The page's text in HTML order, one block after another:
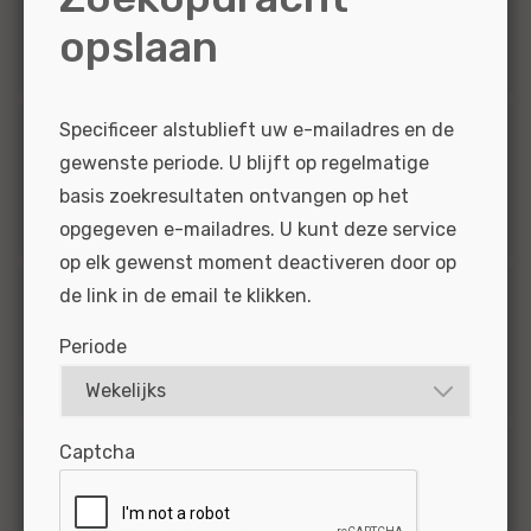
Technisch
Provincie
Noord-Holland
MBO
Werkervaring
10 en meer jaar
opslaan
Specificeer alstublieft uw e-mailadres en de
gewenste periode. U blijft op regelmatige
basis zoekresultaten ontvangen op het
opgegeven e-mailadres. U kunt deze service
op elk gewenst moment deactiveren door op
de link in de email te klikken.
Periode
Captcha